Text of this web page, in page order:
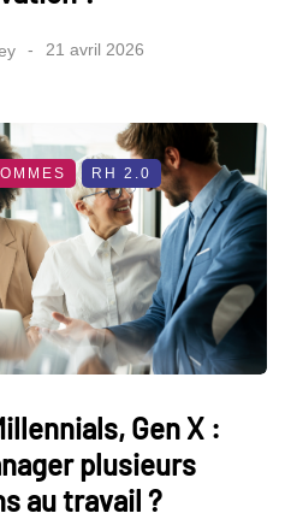
21 avril 2026
RH 2.0
Gen X :
plusieurs
au travail ?